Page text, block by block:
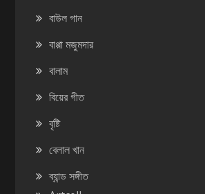
বাউল গান
বাপ্পা মজুমদার
বালাম
বিয়ের গীত
বৃষ্টি
বেলাল খান
ব্যান্ড সঙ্গীত